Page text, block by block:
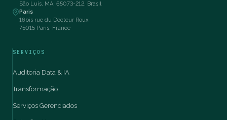
São Luís, MA, 65073-212, Brasil
Paris
16bis rue du Docteur Roux
75015 Paris, France
SERVIÇOS
Auditoria Data & IA
Transformação
Serviços Gerenciados